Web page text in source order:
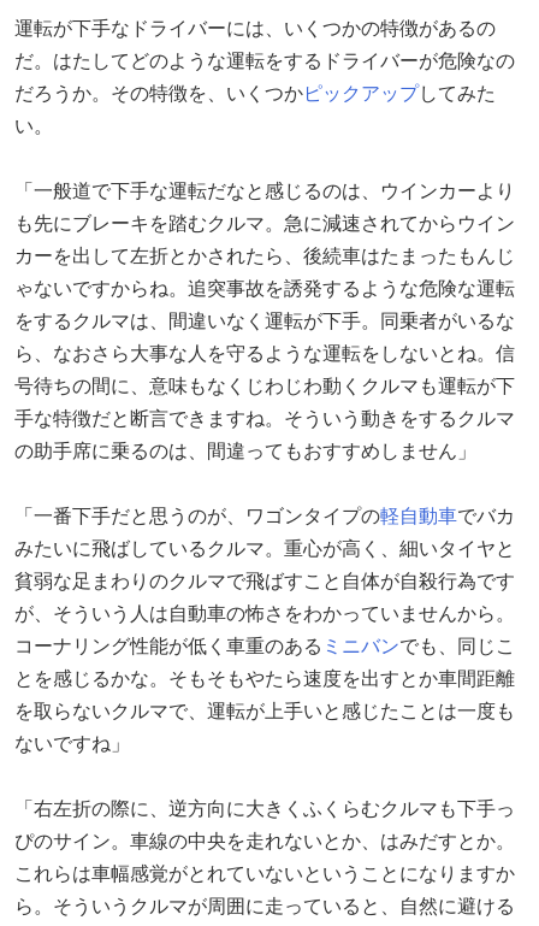
運転が下手なドライバーには、いくつかの特徴があるの
だ。はたしてどのような運転をするドライバーが危険なの
だろうか。その特徴を、いくつかピックアップしてみた
い。
「一般道で下手な運転だなと感じるのは、ウインカーより
も先にブレーキを踏むクルマ。急に減速されてからウイン
カーを出して左折とかされたら、後続車はたまったもんじ
ゃないですからね。追突事故を誘発するような危険な運転
をするクルマは、間違いなく運転が下手。同乗者がいるな
ら、なおさら大事な人を守るような運転をしないとね。信
号待ちの間に、意味もなくじわじわ動くクルマも運転が下
手な特徴だと断言できますね。そういう動きをするクルマ
の助手席に乗るのは、間違ってもおすすめしません」
「一番下手だと思うのが、ワゴンタイプの軽自動車でバカ
みたいに飛ばしているクルマ。重心が高く、細いタイヤと
貧弱な足まわりのクルマで飛ばすこと自体が自殺行為です
が、そういう人は自動車の怖さをわかっていませんから。
コーナリング性能が低く車重のある ミニバンでも、同じこ
とを感じるかな。そもそもやたら速度を出すとか車間距離
を取らないクルマで、運転が上手いと感じたことは一度も
ないですね」
「右左折の際に、逆方向に大きくふくらむクルマも下手っ
ぴのサイン。車線の中央を走れないとか、はみだすとか。
これらは車幅感覚がとれていないということになりますか
ら。そういうクルマが周囲に走っていると、自然に避ける